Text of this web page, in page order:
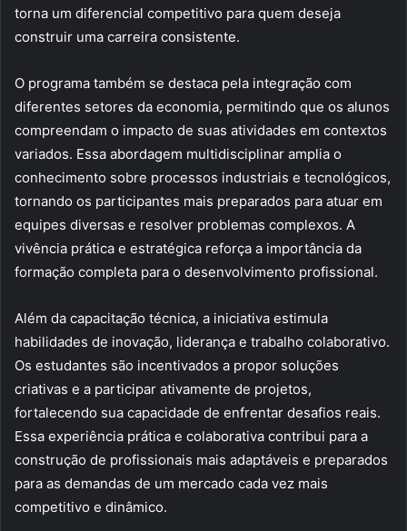
torna um diferencial competitivo para quem deseja
construir uma carreira consistente.
O programa também se destaca pela integração com
diferentes setores da economia, permitindo que os alunos
compreendam o impacto de suas atividades em contextos
variados. Essa abordagem multidisciplinar amplia o
conhecimento sobre processos industriais e tecnológicos,
tornando os participantes mais preparados para atuar em
equipes diversas e resolver problemas complexos. A
vivência prática e estratégica reforça a importância da
formação completa para o desenvolvimento profissional.
Além da capacitação técnica, a iniciativa estimula
habilidades de inovação, liderança e trabalho colaborativo.
Os estudantes são incentivados a propor soluções
criativas e a participar ativamente de projetos,
fortalecendo sua capacidade de enfrentar desafios reais.
Essa experiência prática e colaborativa contribui para a
construção de profissionais mais adaptáveis e preparados
para as demandas de um mercado cada vez mais
competitivo e dinâmico.